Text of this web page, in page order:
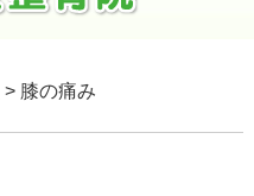
> 膝の痛み